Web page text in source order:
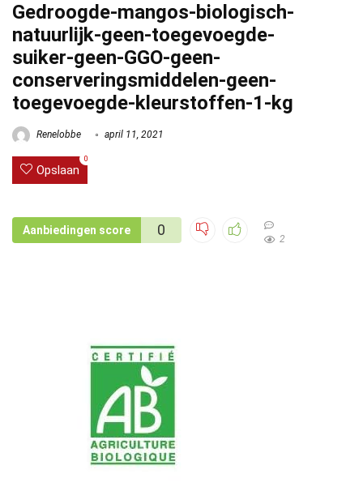
Gedroogde-mangos-biologisch-
natuurlijk-geen-toegevoegde-
suiker-geen-GGO-geen-
conserveringsmiddelen-geen-
toegevoegde-kleurstoffen-1-kg
Renelobbe april 11, 2021
Opslaan
0
Aanbiedingen score 0
2